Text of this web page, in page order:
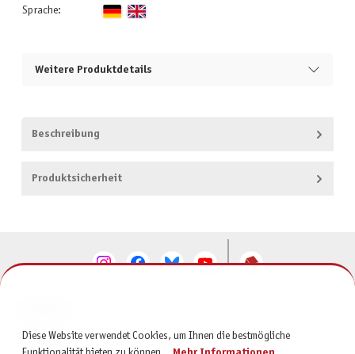
Sprache:
Weitere Produktdetails
Beschreibung
Produktsicherheit
SERVICE
Diese Website verwendet Cookies, um Ihnen die bestmögliche